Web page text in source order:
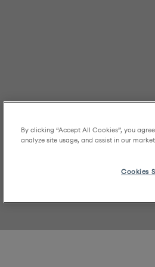
By clicking “Accept All Cookies”, you
analyze site usage, and assist in our
Cookies